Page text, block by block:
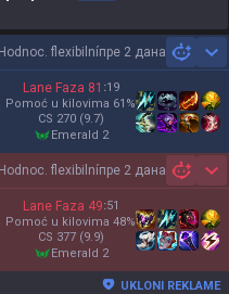
Hodnoc. flexibilníпре 2 дана
Lane Faza 81 :19
Pomoć u kilovima 61 %
CS 270 (9.7)
emerald 2
Hodnoc. flexibilníпре 2 дана
Lane Faza 49:51
Pomoć u kilovima 48%
CS 377 (9.9)
emerald 2
UKLONI REKLAME